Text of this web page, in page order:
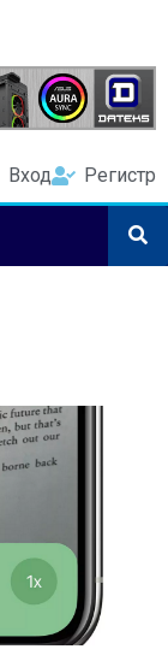
Вход Регистр